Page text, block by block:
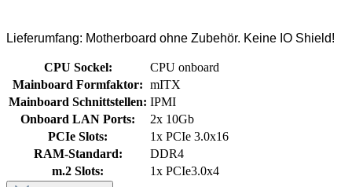
Lieferumfang: Motherboard ohne Zubehör. Keine IO Shield!
CPU Sockel:
CPU onboard
Mainboard Formfaktor: mITX
Mainboard Schnittstellen: IPMI
Onboard LAN Ports:
2x 10Gb
PCIe Slots:
1x PCIe 3.0x16
RAM-Standard:
DDR4
m.2 Slots:
1x PCIe3.0x4